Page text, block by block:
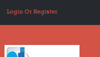
Login Or Register